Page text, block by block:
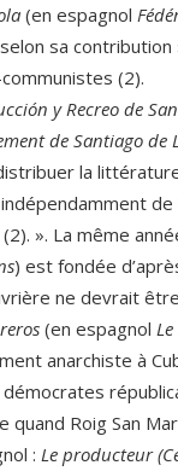
(en espagnol
sa
(2).
y Recreo de
de Santiago de
la
». La même
) est fondée
ne devrait
(en espagnol
anarchiste à
Roig San
: Le producteur